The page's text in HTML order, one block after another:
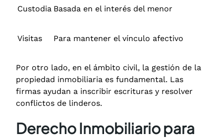
Custodia Basada en el interés del menor
Visitas Para mantener el vínculo afectivo
Por otro lado, en el ámbito civil, la gestión de la
propiedad inmobiliaria es fundamental. Las
firmas ayudan a inscribir escrituras y resolver
conflictos de linderos.
Derecho Inmobiliario para